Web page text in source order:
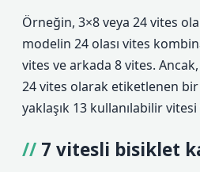
Örneğin, 3×8 veya 24 vites
modelin 24 olası vites
vites ve arkada 8 vites.
24 vites olarak etiketlenen
yaklaşık 13 kullanılabilir vitesi
7 vitesli bisiklet